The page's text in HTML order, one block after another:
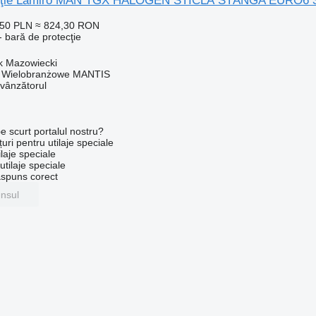
PLN ≈ 824,30 RON
bară de protecţie
Mazowiecki
MANTIS
scurt portalul nostru?
pentru utilaje speciale
speciale
speciale
corect